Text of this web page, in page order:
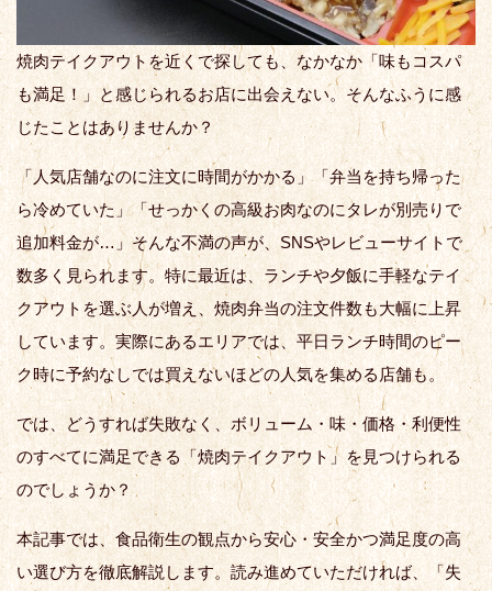
焼肉テイクアウトを近くで探しても、なかなか「味もコスパ
も満足！」と感じられるお店に出会えない。そんなふうに感
じたことはありませんか？
「人気店舗なのに注文に時間がかかる」「弁当を持ち帰った
ら冷めていた」「せっかくの高級お肉なのにタレが別売りで
追加料金が…」そんな不満の声が、SNSやレビューサイトで
数多く見られます。特に最近は、ランチや夕飯に手軽なテイ
クアウトを選ぶ人が増え、焼肉弁当の注文件数も大幅に上昇
しています。実際にあるエリアでは、平日ランチ時間のピー
ク時に予約なしでは買えないほどの人気を集める店舗も。
では、どうすれば失敗なく、ボリューム・味・価格・利便性
のすべてに満足できる「焼肉テイクアウト」を見つけられる
のでしょうか？
本記事では、食品衛生の観点から安心・安全かつ満足度の高
い選び方を徹底解説します。読み進めていただければ、「失